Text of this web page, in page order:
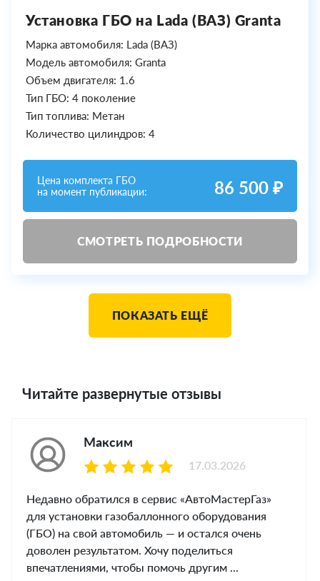
Установка ГБО на Lada (ВАЗ) Granta
Марка автомобиля: Lada (ВАЗ)
Модель автомобиля: Granta
Объем двигателя: 1.6
Тип ГБО: 4 поколение
Тип топлива: Метан
Количество цилиндров: 4
Цена комплекта ГБО
на момент публикации:
86 500 ₽
СМОТРЕТЬ ПОДРОБНОСТИ
ПОКАЗАТЬ ЕЩЁ
Читайте развернутые отзывы
Максим
Недавно обратился в сервис «АвтоМастерГаз»
для установки газобаллонного оборудования
(ГБО) на свой автомобиль — и остался очень
доволен результатом. Хочу поделиться
впечатлениями, чтобы помочь другим ...
17.03.2026